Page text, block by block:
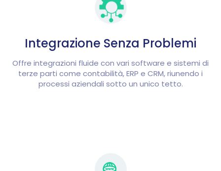
Integrazione Senza Problemi
Offre integrazioni fluide con vari software e sistemi di
terze parti come contabilità, ERP e CRM, riunendo i
processi aziendali sotto un unico tetto.